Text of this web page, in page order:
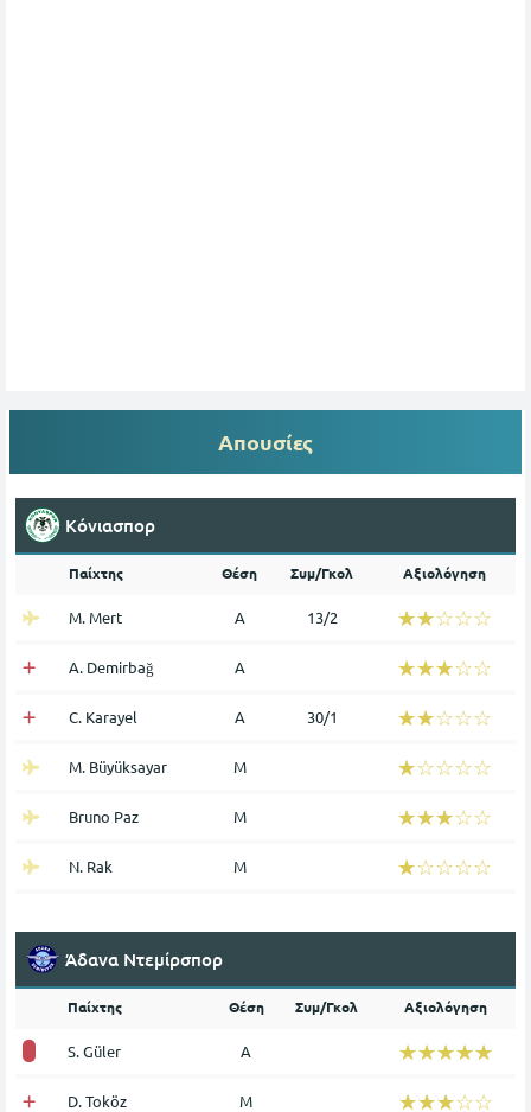
Απουσίες
Κόνιασπορ
Παίχτης Θέση Συμ/Γκολ Αξιολόγηση
M. Mert Α 13/2 ☆☆☆☆☆
★★★★★
A. Demirbağ Α ☆☆☆☆☆
★★★★★
C. Karayel Α 30/1 ☆☆☆☆☆
★★★★★
M. Büyüksayar Μ ☆☆☆☆☆
★★★★★
Bruno Paz Μ ☆☆☆☆☆
★★★★★
N. Rak Μ ☆☆☆☆☆
★★★★★
Άδανα Ντεμίρσπορ
Παίχτης Θέση Συμ/Γκολ Αξιολόγηση
S. Güler Α ☆☆☆☆☆
★★★★★
D. Toköz Μ ☆☆☆☆☆
★★★★★